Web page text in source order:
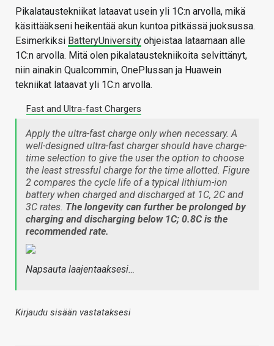
Pikalataustekniikat lataavat usein yli 1C:n arvolla, mikä
käsittääkseni heikentää akun kuntoa pitkässä juoksussa.
Esimerkiksi BatteryUniversity ohjeistaa lataamaan alle
1C:n arvolla. Mitä olen pikalataustekniikoita selvittänyt,
niin ainakin Qualcommin, OnePlussan ja Huawein
tekniikat lataavat yli 1C:n arvolla.
Fast and Ultra-fast Chargers
Apply the ultra-fast charge only when necessary. A
well-designed ultra-fast charger should have charge-
time selection to give the user the option to choose
the least stressful charge for the time allotted. Figure
2 compares the cycle life of a typical lithium-ion
battery when charged and discharged at 1C, 2C and
3C rates. The longevity can further be prolonged by
charging and discharging below 1C; 0.8C is the
recommended rate.
Napsauta laajentaaksesi…
Kirjaudu sisään vastataksesi